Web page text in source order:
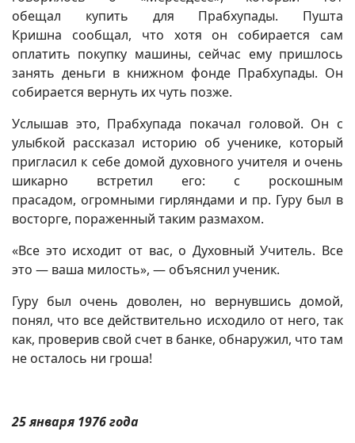
обещал купить для Прабхупады. Пушта
Кришна сообщал, что хотя он собирается сам
оплатить покупку машины, сейчас ему пришлось
занять деньги в книжном фонде Прабхупады. Он
собирается вернуть их чуть позже.
Услышав это, Прабхупада покачал головой. Он с
улыбкой рассказал историю об ученике, который
пригласил к себе домой духовного учителя и очень
шикарно встретил его: с роскошным
прасадом, огромными гирляндами и пр. Гуру был в
восторге, пораженный таким размахом.
«Все это исходит от вас, о Духовный Учитель. Все
это — ваша милость», — объяснил ученик.
Гуру был очень доволен, но вернувшись домой,
понял, что все действительно исходило от него, так
как, проверив свой счет в банке, обнаружил, что там
не осталось ни гроша!
25 января 1976 года